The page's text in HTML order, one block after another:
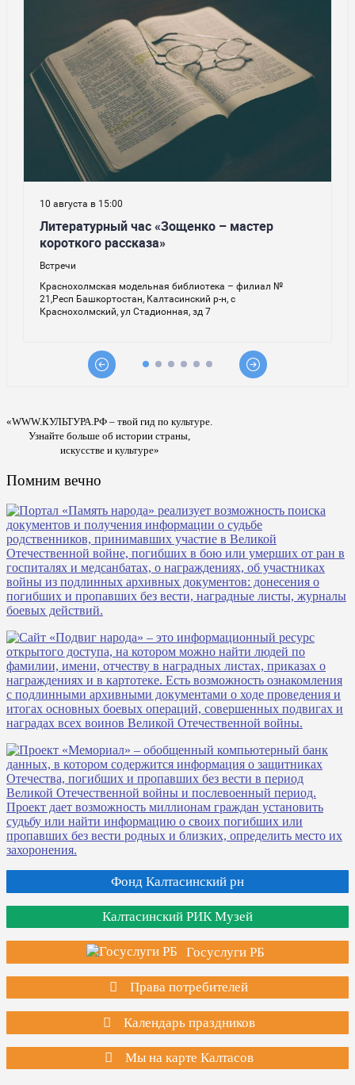
«WWW.КУЛЬТУРА.РФ – твой гид по культуре.
Узнайте больше об истории страны,
искусстве и культуре»
Помним вечно
Фонд Калтасинский рн
Калтасинский РИК Музей
Госуслуги РБ
Права потребителей
Календарь праздников
Мы на карте Калтасов